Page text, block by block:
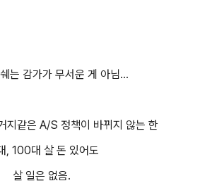
는 감가가 무서운 게 아님...
지같은 A/S 정책이 바뀌지 않는 한
, 100대 살 돈 있어도
살 일은 없음.